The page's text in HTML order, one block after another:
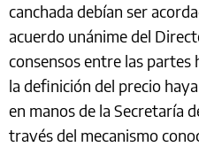
canchada debían ser
acuerdo unánime del
consensos entre las partes
la definición del precio
en manos de la Secretaría
través del mecanismo